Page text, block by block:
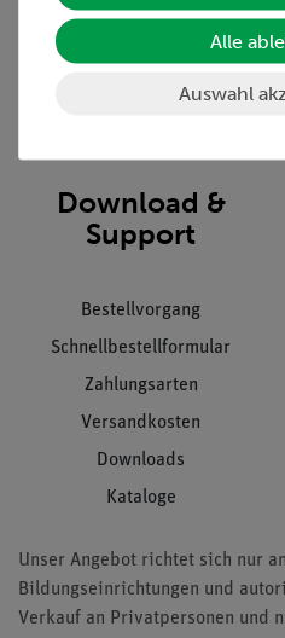
Hinweisgeberschutz
Datenschutz
Impressum
Download &
Support
Bestellvorgang
Schnellbestellformular
Zahlungsarten
Versandkosten
Downloads
Kataloge
Unser Angebot richtet sich nur
Bildungseinrichtungen und
Verkauf an Privatpersonen und
Alle
Auswahl